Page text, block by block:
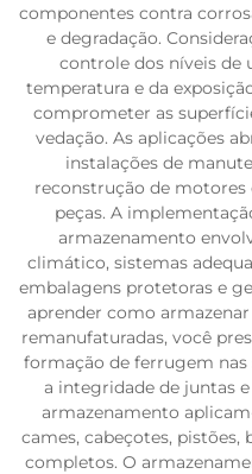
componentes contra
e degradação.
controle dos níveis de
temperatura e da
comprometer as
vedação. As aplicações
instalações de
reconstrução de
peças. A
armazenamento
climático, sistemas
embalagens protetoras e
aprender como
remanufaturadas, você
formação de ferrugem
a integridade de juntas
armazenamento
cames, cabeçotes,
completos. O